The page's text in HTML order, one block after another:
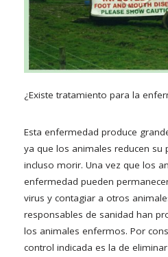
¿Existe tratamiento para la
Esta enfermedad produce
ya que los animales reducen su
incluso morir. Una vez que los
enfermedad pueden
virus y contagiar a otros
responsables de sanidad han
los animales enfermos. Por
control indicada es la de